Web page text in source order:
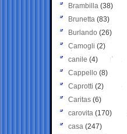
Brambilla (38)
Brunetta (83)
Burlando (26)
Camogli (2)
canile (4)
Cappello (8)
Caprotti (2)
Caritas (6)
carovita (170)
casa (247)